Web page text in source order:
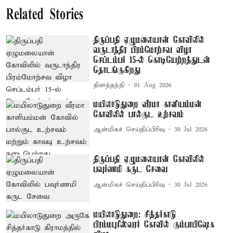
Related Stories
திருப்பதி ஏழுமலையான் கோவிலில்
வருடாந்திர பிரம்மோற்சவ விழா
செப்டம்பர் 15-ல் கொடியேற்றத்துடன்
தொடங்குகிறது
தினத்தந்தி 01 Aug 2026
மயிலாடுதுறை வீரமா காளியம்மன்
கோவிலில் பால்குட உற்சவம்
ஆன்மிகச் செய்திப்பிரிவு 30 Jul 2026
திருப்பதி ஏழுமலையான் கோவிலில்
பவுர்ணமி கருட சேவை
ஆன்மிகச் செய்திப்பிரிவு 30 Jul 2026
மயிலாடுதுறை: சித்தர்காடு
பிரம்மபுரீஸ்வரர் கோவில் கும்பாபிஷேக